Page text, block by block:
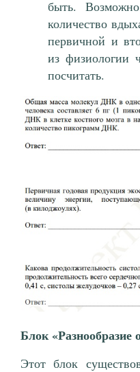
быть.
количество
первичной и
из физиологии
посчитать.
Блок «Разнообразие
Этот блок